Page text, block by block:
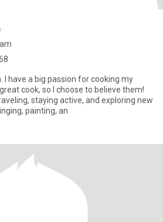
have a big passion for cooking my
cook, so I choose to believe them!
staying active, and exploring new
painting, an